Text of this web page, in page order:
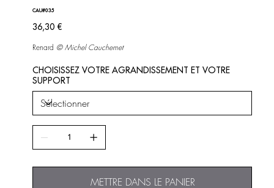
CAU#035
Prix
36,30 €
Renard ©Michel Cauchemet
CHOISISSEZ VOTRE AGRANDISSEMENT ET VOTRE
SUPPORT
METTRE DANS LE PANIER